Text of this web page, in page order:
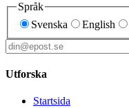
Språk
Svenska
English
Utforska
Startsida